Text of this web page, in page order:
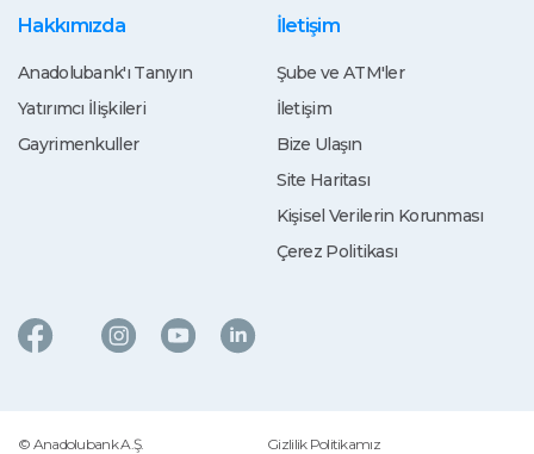
Hakkımızda
Anadolubank'ı Tanıyın
Yatırımcı İlişkileri
Gayrimenkuller
İletişim
Şube ve ATM'ler
İletişim
Bize Ulaşın
Site Haritası
Kişisel Verilerin Korunması
Çerez Politikası
© Anadolubank A.Ş. Gizlilik Politikamız